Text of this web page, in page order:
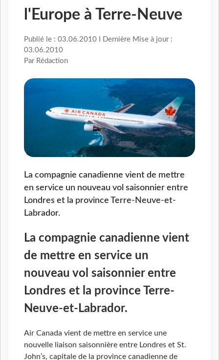
l'Europe à Terre-Neuve
Publié le : 03.06.2010 I Dernière Mise à jour :
03.06.2010
Par Rédaction
La compagnie canadienne vient de mettre
en service un nouveau vol saisonnier entre
Londres et la province Terre-Neuve-et-
Labrador.
La compagnie canadienne vient
de mettre en service un
nouveau vol saisonnier entre
Londres et la province Terre-
Neuve-et-Labrador.
Air Canada vient de mettre en service une
nouvelle liaison saisonnière entre Londres et St.
John’s, capitale de la province canadienne de